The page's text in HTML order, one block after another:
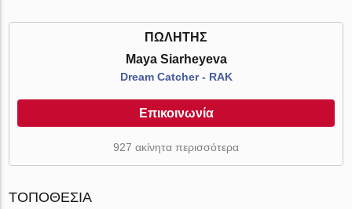
ΠΩΛΗΤΉΣ
Maya Siarheyeva
Dream Catcher - RAK
Επικοινωνία
927 ακίνητα περισσότερα
ΤΟΠΟΘΕΣΊΑ